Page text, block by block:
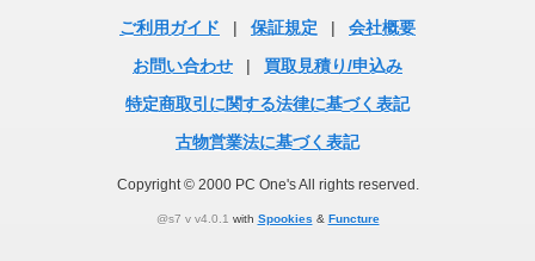
ご利用ガイド
| 保証規定 |
会社概要
お問い合わせ
|
買取見積り/申込み
特定商取引に関する法律に基づく表記
古物営業法に基づく表記
Copyright © 2000 PC One's All rights reserved.
@s7 v v4.0.1 with Spookies & Functure